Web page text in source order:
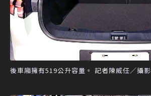
後車廂擁有519公升容量。 記者陳威任／攝影